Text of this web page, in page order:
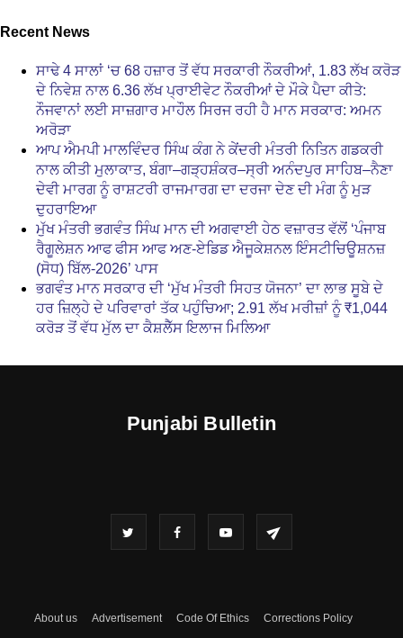
Recent News
ਸਾਢੇ 4 ਸਾਲਾਂ ‘ਚ 68 ਹਜ਼ਾਰ ਤੋਂ ਵੱਧ ਸਰਕਾਰੀ ਨੌਕਰੀਆਂ, 1.83 ਲੱਖ ਕਰੋੜ
ਦੇ ਨਿਵੇਸ਼ ਨਾਲ 6.36 ਲੱਖ ਪ੍ਰਾਈਵੇਟ ਨੌਕਰੀਆਂ ਦੇ ਮੌਕੇ ਪੈਦਾ ਕੀਤੇ:
ਨੌਜਵਾਨਾਂ ਲਈ ਸਾਜ਼ਗਾਰ ਮਾਹੌਲ ਸਿਰਜ ਰਹੀ ਹੈ ਮਾਨ ਸਰਕਾਰ: ਅਮਨ
ਅਰੋੜਾ
ਆਪ ਐਮਪੀ ਮਾਲਵਿੰਦਰ ਸਿੰਘ ਕੰਗ ਨੇ ਕੇਂਦਰੀ ਮੰਤਰੀ ਨਿਤਿਨ ਗਡਕਰੀ
ਨਾਲ ਕੀਤੀ ਮੁਲਾਕਾਤ, ਬੰਗਾ–ਗੜ੍ਹਸ਼ੰਕਰ–ਸ੍ਰੀ ਅਨੰਦਪੁਰ ਸਾਹਿਬ–ਨੈਣਾ
ਦੇਵੀ ਮਾਰਗ ਨੂੰ ਰਾਸ਼ਟਰੀ ਰਾਜਮਾਰਗ ਦਾ ਦਰਜਾ ਦੇਣ ਦੀ ਮੰਗ ਨੂੰ ਮੁੜ
ਦੁਹਰਾਇਆ
ਮੁੱਖ ਮੰਤਰੀ ਭਗਵੰਤ ਸਿੰਘ ਮਾਨ ਦੀ ਅਗਵਾਈ ਹੇਠ ਵਜ਼ਾਰਤ ਵੱਲੋਂ ‘ਪੰਜਾਬ
ਰੈਗੂਲੇਸ਼ਨ ਆਫ ਫੀਸ ਆਫ ਅਣ-ਏਡਿਡ ਐਜੂਕੇਸ਼ਨਲ ਇੰਸਟੀਚਿਊਸ਼ਨਜ਼
(ਸੋਧ) ਬਿੱਲ-2026’ ਪਾਸ
ਭਗਵੰਤ ਮਾਨ ਸਰਕਾਰ ਦੀ ‘ਮੁੱਖ ਮੰਤਰੀ ਸਿਹਤ ਯੋਜਨਾ’ ਦਾ ਲਾਭ ਸੂਬੇ ਦੇ
ਹਰ ਜ਼ਿਲ੍ਹੇ ਦੇ ਪਰਿਵਾਰਾਂ ਤੱਕ ਪਹੁੰਚਿਆ; 2.91 ਲੱਖ ਮਰੀਜ਼ਾਂ ਨੂੰ ₹1,044
ਕਰੋੜ ਤੋਂ ਵੱਧ ਮੁੱਲ ਦਾ ਕੈਸ਼ਲੈੱਸ ਇਲਾਜ ਮਿਲਿਆ
Punjabi Bulletin
About us Advertisement Code Of Ethics Corrections Policy